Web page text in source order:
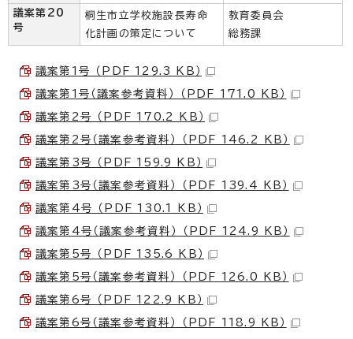
議案第20
号
桐生市立学校施設長寿命
化計画の策定について
教育委員会
総務課
議案第1号 （PDF 129.3 KB）
議案第1号（議案参考資料） （PDF 171.0 KB）
議案第2号 （PDF 170.2 KB）
議案第2号（議案参考資料） （PDF 146.2 KB）
議案第3号 （PDF 159.9 KB）
議案第3号（議案参考資料） （PDF 139.4 KB）
議案第4号 （PDF 130.1 KB）
議案第4号（議案参考資料） （PDF 124.9 KB）
議案第5号 （PDF 135.6 KB）
議案第5号（議案参考資料） （PDF 126.0 KB）
議案第6号 （PDF 122.9 KB）
議案第6号（議案参考資料） （PDF 118.9 KB）